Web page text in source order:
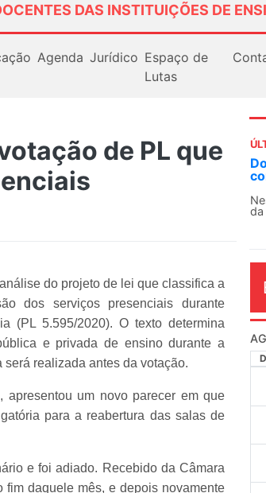
DAS INSTITUIÇÕES DE
Agenda Jurídico Espaço de
Lutas
de PL que
do projeto de lei que classifica a
dos serviços presenciais durante
(PL 5.595/2020). O texto determina
e privada de ensino durante a
realizada antes da votação.
apresentou um novo parecer em que
para a reabertura das salas de
e foi adiado. Recebido da Câmara
daquele mês, e depois novamente
da